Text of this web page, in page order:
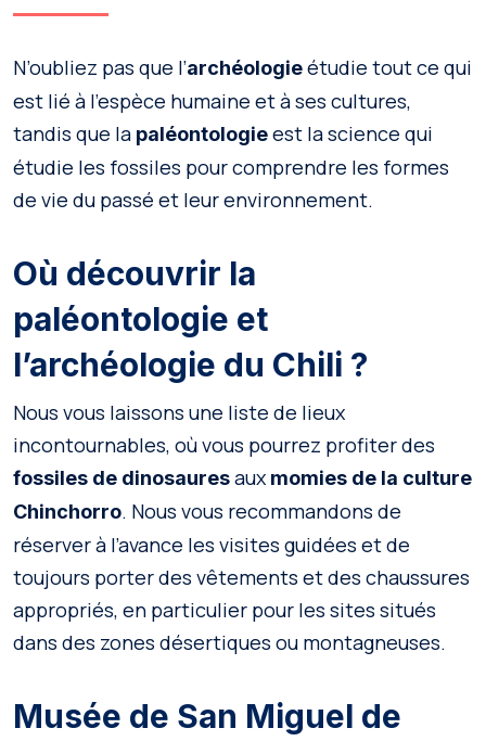
N’oubliez pas que l’archéologieétudie tout ce qui
est lié à l’espèce humaine et à ses cultures,
tandis que la paléontologieest la science qui
étudie les fossiles pour comprendre les formes
de vie du passé et leur environnement.
Où découvrir la
paléontologie et
l’archéologie du Chili ?
Nous vous laissons une liste de lieux
incontournables, où vous pourrez profiter des
fossiles de dinosauresaux momies de la culture
Chinchorro. Nous vous recommandons de
réserver à l’avance les visites guidées et de
toujours porter des vêtements et des chaussures
appropriés, en particulier pour les sites situés
dans des zones désertiques ou montagneuses.
Musée de San Miguel de